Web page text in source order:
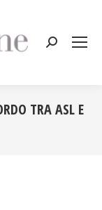
Cerca:
TRA ASL E